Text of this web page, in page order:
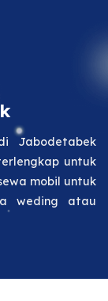
Jabodetabek
untuk
mobil untuk
weding atau